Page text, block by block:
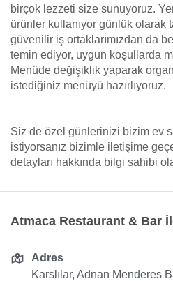
birçok lezzeti size sunuyoruz.
ürünler kullanıyor günlük olarak
güvenilir iş ortaklarımızdan da
temin ediyor, uygun koşullarda
Menüde değişiklik yaparak
istediğiniz menüyü hazırlıyoruz.
Siz de özel günlerinizi bizim ev
istiyorsanız bizimle iletişime
detayları hakkında bilgi sahibi
Atmaca Restaurant & Bar
Adres
Karslılar, Adnan Menderes